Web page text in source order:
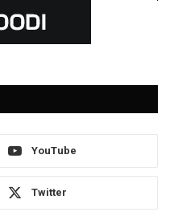
YouTube
Twitter